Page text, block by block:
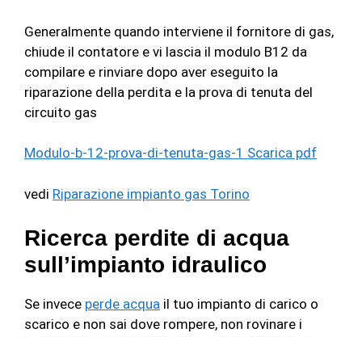
Generalmente quando interviene il fornitore di gas,
chiude il contatore e vi lascia il modulo B12 da
compilare e rinviare dopo aver eseguito la
riparazione della perdita e la prova di tenuta del
circuito gas
Modulo-b-12-prova-di-tenuta-gas-1 Scarica pdf
vedi Riparazione impianto gas Torino
Ricerca perdite di acqua
sull’impianto idraulico
Se invece perde acqua il tuo impianto di carico o
scarico e non sai dove rompere, non rovinare i